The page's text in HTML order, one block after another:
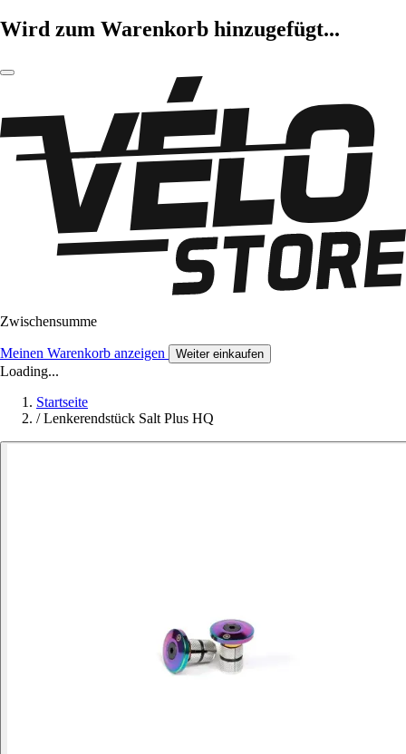
Wird zum Warenkorb hinzugefügt...
Zwischensumme
Meinen Warenkorb anzeigen Weiter einkaufen
Loading...
Startseite
/ Lenkerendstück Salt Plus HQ